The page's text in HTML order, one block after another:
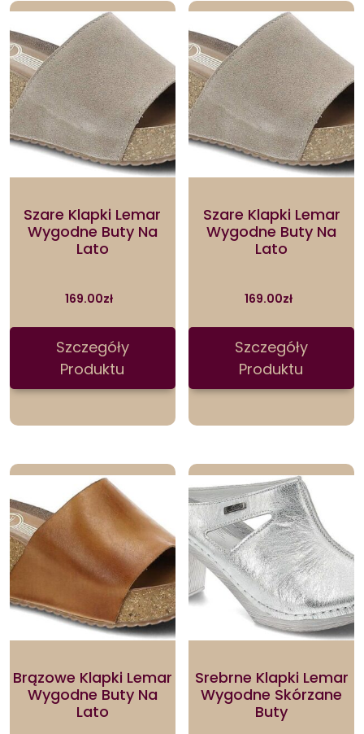
Szare Klapki Lemar
Wygodne Buty Na
Lato
169.00zł
Szczegóły
Produktu
Szare Klapki Lemar
Wygodne Buty Na
Lato
169.00zł
Szczegóły
Produktu
Brązowe Klapki Lemar
Wygodne Buty Na
Lato
Srebrne Klapki Lemar
Wygodne Skórzane
Buty